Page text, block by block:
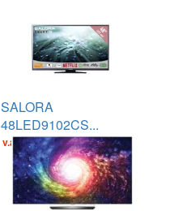
SALORA
48LED9102CS...
v.a. €449.00